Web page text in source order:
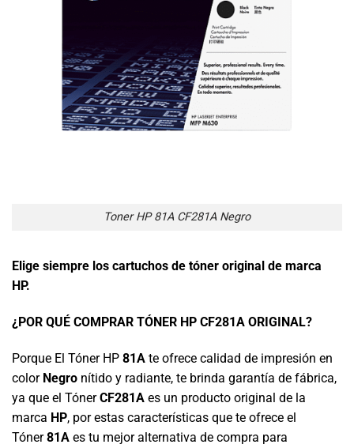
Toner HP 81A CF281A Negro
Elige siempre los cartuchos de tóner original de marca
HP.
¿POR QUÉ COMPRAR TÓNER HP CF281A ORIGINAL?
Porque El Tóner HP 81A te ofrece calidad de impresión en
color Negro nítido y radiante, te brinda garantía de fábrica,
ya que el TónerCF281A es un producto original de la
marca HP, por estas características que te ofrece el
Tóner81A es tu mejor alternativa de compra para